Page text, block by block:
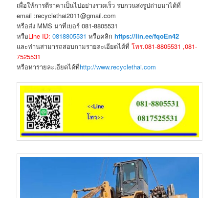
เพื่อให้การตีราคาเป็นไปอย่างรวดเร็ว รบกวนส่งรูปถ่ายมาได้ที่
email :recyclethai2011@gmail.com
หรือส่ง MMS มาที่เบอร์ 081-8805531
หรือLine ID:0818805531 หรือคลิกhttps://lin.ee/fqoEn42
และท่านสามารถสอบถามรายละเอียดได้ที่โทร.081-8805531 ,081-
7525531
หรือหารายละเอียดได้ที่http://www.recyclethai.com